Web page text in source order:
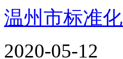
温州市标准
2020-05-12